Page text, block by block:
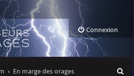
Connexion
En marge des orages